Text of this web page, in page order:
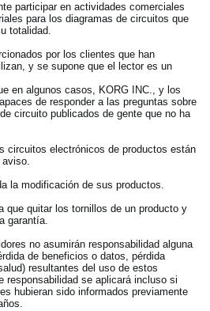
participar en actividades comerciales
para los diagramas de circuitos que
totalidad.
por los clientes que han
y se supone que el lector es un
en algunos casos, KORG INC., y los
de responder a las preguntas sobre
circuito publicados de gente que no ha
electrónicos de productos están
la modificación de sus productos.
que quitar los tornillos de un producto y
garantía.
no asumirán responsabilidad alguna
de beneficios o datos, pérdida
resultantes del uso de estos
responsabilidad se aplicará incluso si
hubieran sido informados previamente